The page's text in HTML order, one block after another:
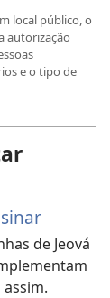
local público, o
autorização
e o tipo de
de Jeová